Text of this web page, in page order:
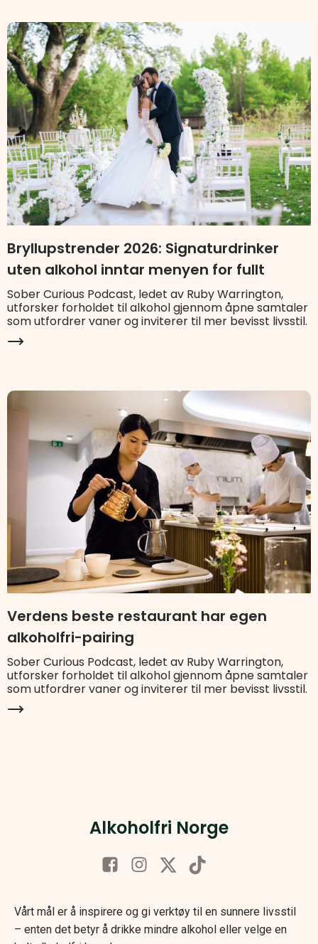
Bryllupstrender 2026: Signaturdrinker
uten alkohol inntar menyen for fullt
Sober Curious Podcast, ledet av Ruby Warrington,
utforsker forholdet til alkohol gjennom åpne samtaler
som utfordrer vaner og inviterer til mer bevisst livsstil.
Verdens beste restaurant har egen
alkoholfri-pairing
Sober Curious Podcast, ledet av Ruby Warrington,
utforsker forholdet til alkohol gjennom åpne samtaler
som utfordrer vaner og inviterer til mer bevisst livsstil.
Alkoholfri Norge
Vårt mål er å inspirere og gi verktøy til en sunnere livsstil
– enten det betyr å drikke mindre alkohol eller velge en